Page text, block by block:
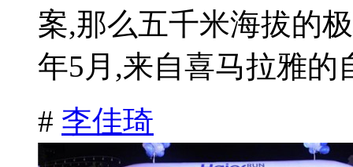
案,那么五千米海拔的
年5月,来自喜马拉雅的
# 李佳琦